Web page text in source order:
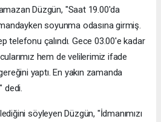
Düzgün, "Saat 19.00'da
soyunma odasına girmiş.
telefonu çalındı. Gece 03.00'e kadar
hem de velilerimiz ifade
yaptı. En yakın zamanda
dedi.
söyleyen Düzgün, "İdmanımızı